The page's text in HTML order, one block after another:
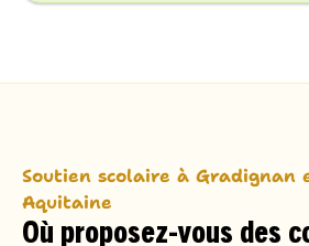
Soutien scolaire à Gradignan
Aquitaine
Où proposez-vous des